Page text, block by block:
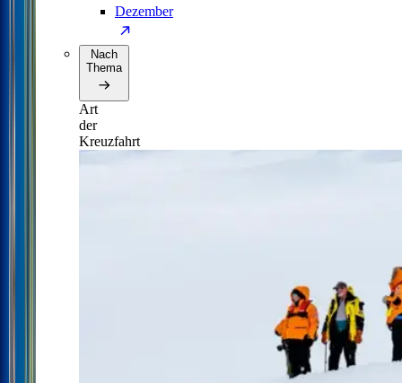
Dezember
Nach
Thema
Art
der
Kreuzfahrt